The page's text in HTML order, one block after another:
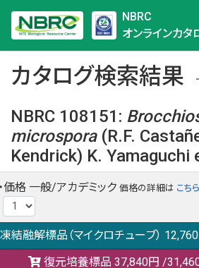
NBRC
オンラインカタ
カタログ検索結果
NBRC 108151 :
microspora(R.F.
Kendrick) K. Yamaguchi
NBRC 108151の情報や関連データは
らご覧ください。
日本語での検索も可能です。
価格 一般/アカデミック 価格の詳細は こちら
凍結融解標品（マイクロチューブ）
復元培養標品 37,840円 /